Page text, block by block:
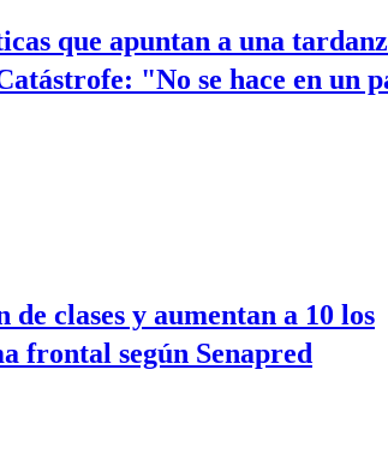
que apuntan a una
"No se hace en un
de clases y aumentan a 10 los
frontal según Senapred